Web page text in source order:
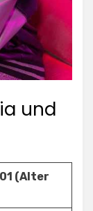
und
(Alter